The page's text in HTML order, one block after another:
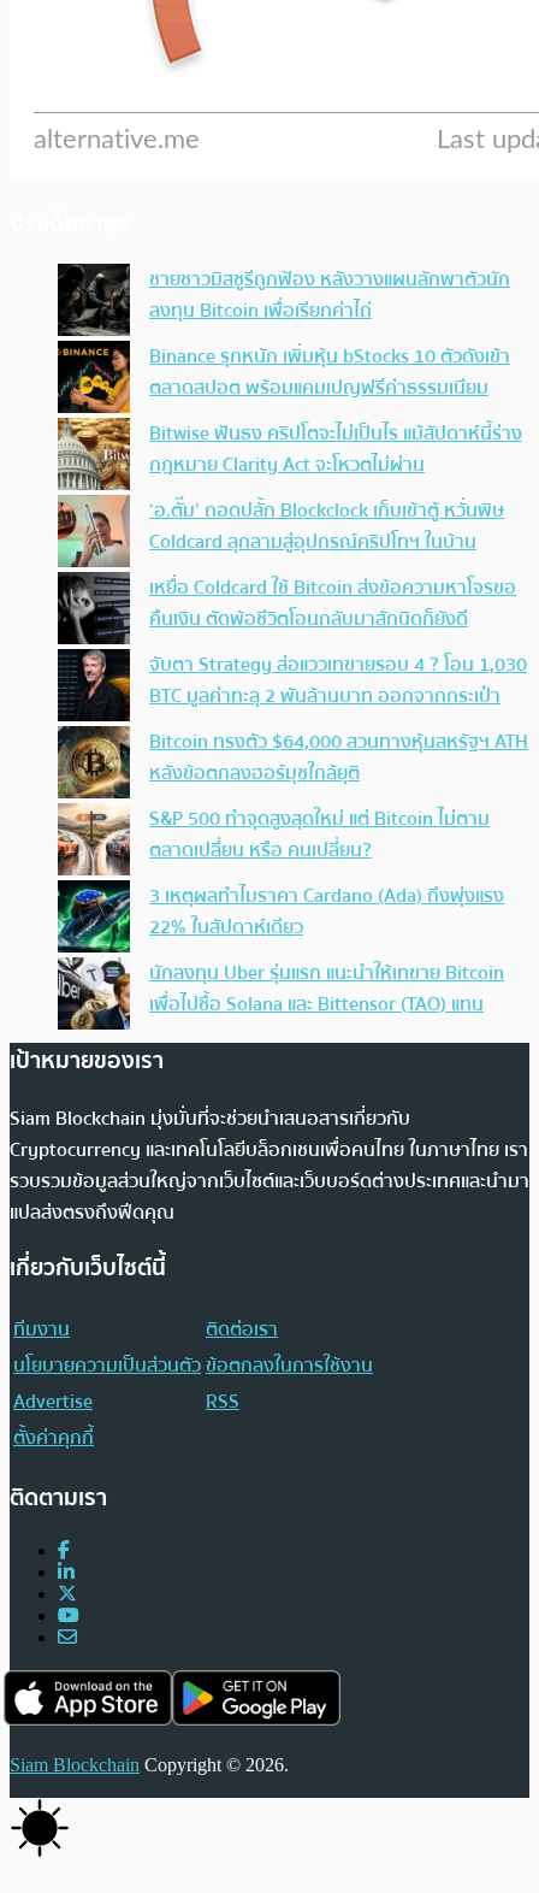
ชายชาวมิสซูรีถูกฟ้อง หลังวางแผนลักพาตัวนัก
ลงทุน Bitcoin เพื่อเรียกค่าไถ่
Binance รุกหนัก เพิ่มหุ้น bStocks 10 ตัวดังเข้า
ตลาดสปอต พร้อมแคมเปญฟรีค่าธรรมเนียม
Bitwise ฟันธง คริปโตจะไม่เป็นไร แม้สัปดาห์นี้ร่าง
กฎหมาย Clarity Act จะโหวตไม่ผ่าน
‘อ.ตั๊ม’ ถอดปลั้ก Blockclock เก็บเข้าตู้ หวั่นพิษ
Coldcard ลุกลามสู่อุปกรณ์คริปโทฯ ในบ้าน
เหยื่อ Coldcard ใช้ Bitcoin ส่งข้อความหาโจรขอ
คืนเงิน ตัดพ้อชีวิตโอนกลับมาสักนิดก็ยังดี
จับตา Strategy ส่อแววเทขายรอบ 4 ? โอน 1,030
BTC มูลค่าทะลุ 2 พันล้านบาท ออกจากกระเป๋า
Bitcoin ทรงตัว $64,000 สวนทางหุ้นสหรัฐฯ ATH
หลังข้อตกลงฮอร์มุซใกล้ยุติ
S&P 500 ทำจุดสูงสุดใหม่ แต่ Bitcoin ไม่ตาม
ตลาดเปลี่ยน หรือ คนเปลี่ยน?
3 เหตุผลทำไมราคา Cardano (Ada) ถึงพุ่งแรง
22% ในสัปดาห์เดียว
นักลงทุน Uber รุ่นแรก แนะนำให้เทขาย Bitcoin
เพื่อไปซื้อ Solana และ Bittensor (TAO) แทน
เป้าหมายของเรา
Siam Blockchain มุ่งมั่นที่จะช่วยนำเสนอสารเกี่ยวกับ
Cryptocurrency และเทคโนโลยีบล็อกเชนเพื่อคนไทย ในภาษาไทย เรา
รวบรวมข้อมูลส่วนใหญ่จากเว็บไซต์และเว็บบอร์ดต่างประเทศและนำมา
แปลส่งตรงถึงฟีดคุณ
เกี่ยวกับเว็บไซต์นี้
ทีมงาน
ติดต่อเรา
นโยบายความเป็นส่วนตัวข้อตกลงในการใช้งาน
Advertise
RSS
ตั้งค่าคุกกี้
ติดตามเรา
Siam Blockchain Copyright © 2026.